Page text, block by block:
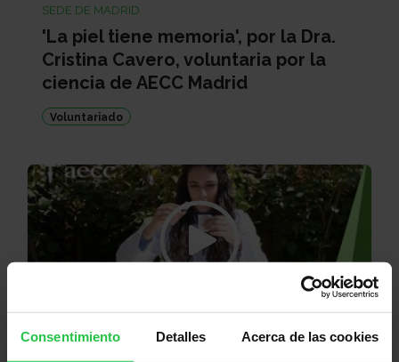
Consentimiento Detalles Acerca de las cookies
SEDE DE MADRID
'La piel tiene memoria', por la Dra.
Cristina Cavero, voluntaria por la
ciencia de AECC Madrid
Voluntariado